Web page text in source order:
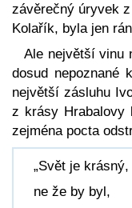
závěrečný úryvek
Kolařík, byla jen
Ale největší vinu
dosud nepoznané
největší zásluhu
z krásy Hrabalovy
zejména pocta
„Svět je krásný,
ne že by byl,